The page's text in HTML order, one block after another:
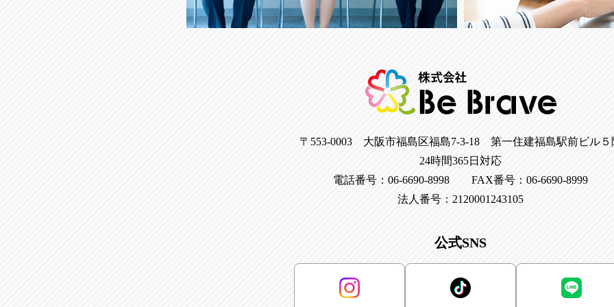
〒553-0003 大阪市福島区福島7-3-18 第一住建福島駅前ビル５
24時間365日対応
電話番号：06-6690-8998 FAX番号：06-6690-8999
法人番号：2120001243105
公式SNS